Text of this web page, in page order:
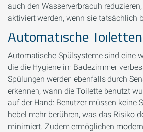
auch den Wasserverbracuh
aktiviert werden, wenn sie tatsächlich
Automatische
Automatische Spülsysteme sind eine
die die Hygiene im Badezimmer
Spülungen werden ebenfalls durch
erkennen, wann die Toilette benutzt
auf der Hand: Benutzer müssen keine
hebel mehr berühren, was das Risiko
minimiert. Zudem ermöglichen